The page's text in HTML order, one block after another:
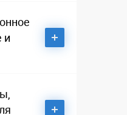
расходные
и
шнурки